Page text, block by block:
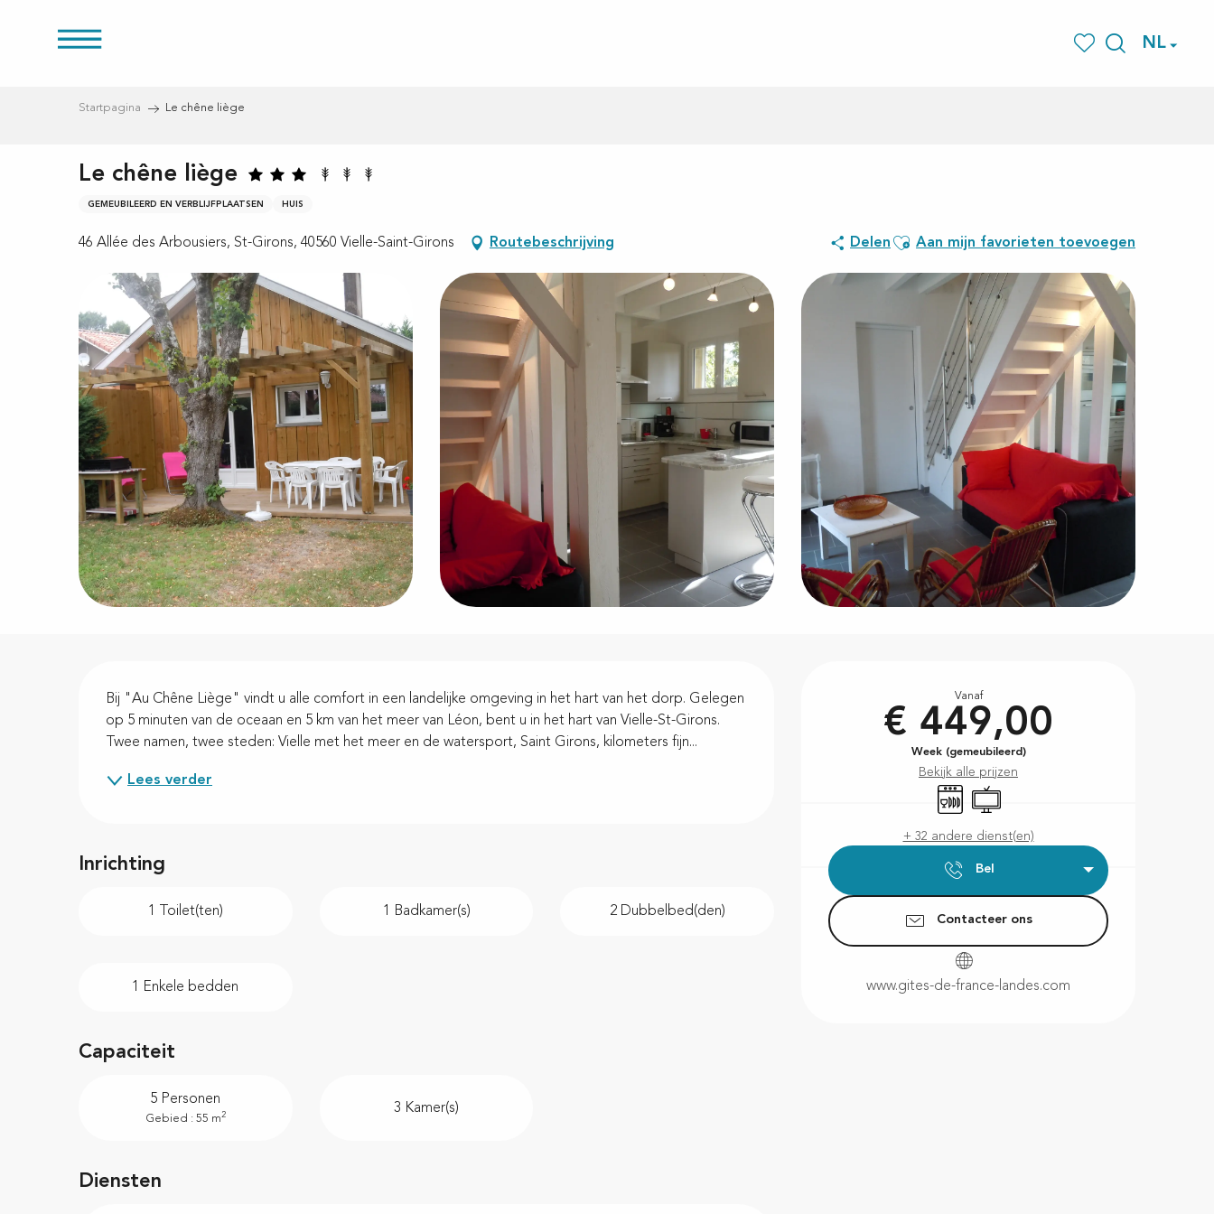
NL
Startpagina Le chêne liège
Le chêne liège
GEMEUBILEERD EN VERBLIJFPLAATSEN HUIS
46 Allée des Arbousiers, St-Girons, 40560 Vielle-Saint-Girons Routebeschrijving Delen Ajouter aux favoris
Aan mijn favorieten toevoegen
Openingstijden en
Vanaf
€ 449,00
Week (gemeubileerd)
Bekijk alle prijzen
Vaatwassers
Televisie
+ 32 andere dienst(en)
Bel
Contacteer ons
www.gites-de-france-landes.com
Beschrijving
Bij "Au Chêne Liège" vindt u alle comfort in een landelijke omgeving in het hart van het dorp. Gelegen
op 5 minuten van de oceaan en 5 km van het meer van Léon, bent u in het hart van Vielle-St-Girons.
Twee namen, twee steden: Vielle met het meer en de watersport, Saint Girons, kilometers fijn...
Lees verder
Inrichting
1 Toilet(ten) 1 Badkamer(s) 2 Dubbelbed(den)
1 Enkele bedden
Capaciteit
5 Personen
Gebied : 55 m2
3 Kamer(s)
Diensten